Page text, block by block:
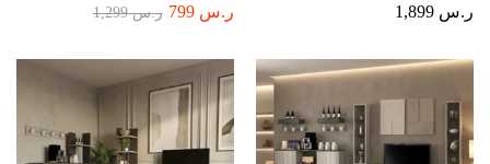
ر.س ر.س ر.س1,299